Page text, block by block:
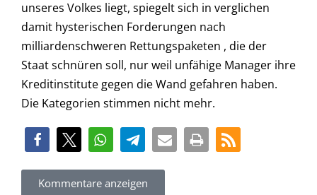
unseres Volkes liegt, spiegelt sich in verglichen
damit hysterischen Forderungen nach
milliardenschweren Rettungspaketen , die der
Staat schnüren soll, nur weil unfähige Manager ihre
Kreditinstitute gegen die Wand gefahren haben.
Die Kategorien stimmen nicht mehr.
Kommentare anzeigen